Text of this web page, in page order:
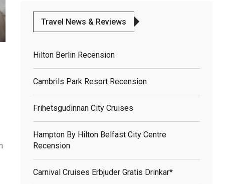
Travel News & Reviews
Hilton Berlin Recension
Cambrils Park Resort Recension
Frihetsgudinnan City Cruises
Hampton By Hilton Belfast City Centre
Recension
Carnival Cruises Erbjuder Gratis Drinkar*